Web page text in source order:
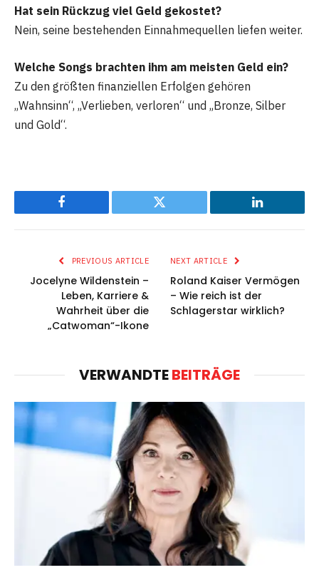
Hat sein Rückzug viel Geld gekostet?
Nein, seine bestehenden Einnahmequellen liefen weiter.
Welche Songs brachten ihm am meisten Geld ein?
Zu den größten finanziellen Erfolgen gehören
„Wahnsinn“, „Verlieben, verloren“ und „Bronze, Silber
und Gold“.
Facebook Twitter LinkedIn
PREVIOUS ARTICLE
Jocelyne Wildenstein –
Leben, Karriere &
Wahrheit über die
„Catwoman“-Ikone
NEXT ARTICLE
Roland Kaiser Vermögen
– Wie reich ist der
Schlagerstar wirklich?
VERWANDTEBEITRÄGE